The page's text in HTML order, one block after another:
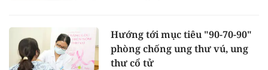
Hướng tới mục tiêu "90-70-90"
phòng chống ung thư vú, ung
thư cổ tử